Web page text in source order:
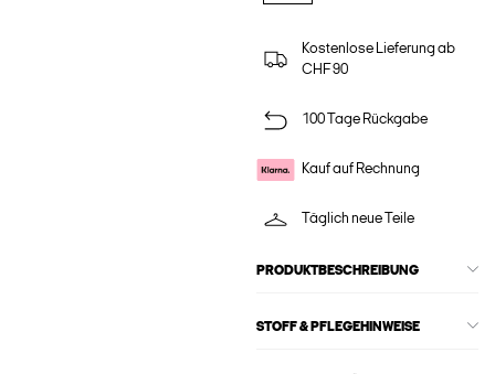
Kostenlose Lieferung ab
CHF 90
100 Tage Rückgabe
Kauf auf Rechnung
Täglich neue Teile
PRODUKTBESCHREIBUNG
STOFF & PFLEGEHINWEISE